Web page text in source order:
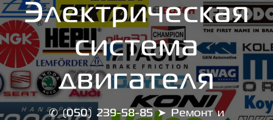
Электрическая
система
двигателя
✆ (050) 239-58-85 ➤ Ремонт и